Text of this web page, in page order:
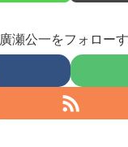
廣瀬公一をフォロー